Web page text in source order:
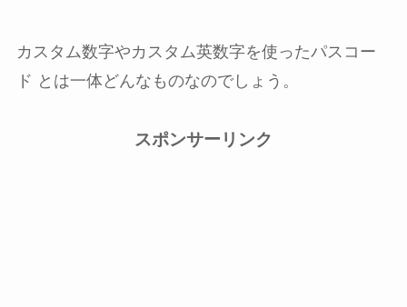
カスタム数字やカスタム英数字を使ったパスコー
ド とは一体どんなものなのでしょう。
スポンサーリンク